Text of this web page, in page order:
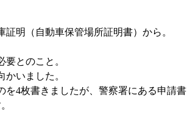
明（自動車保管場所証明書）から。
とのこと。
いました。
4枚書きましたが、警察署にある申請書